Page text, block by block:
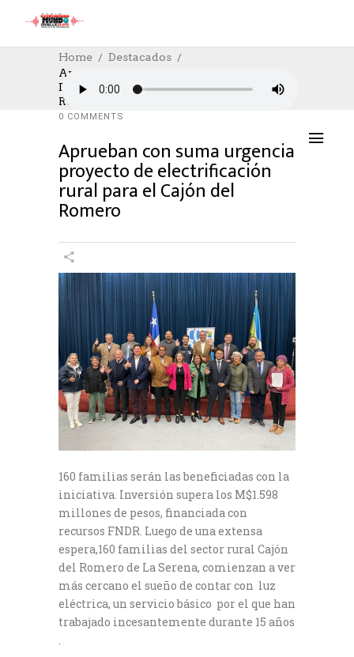
Home
Destacados
Aprueban Con Suma Urgencia Proyecto
De Electrificación Rural Para El Cajón Del
Romero
DESTACADOS SOCIAL
31/10/2024
AUTHOR: HECTOR
0 COMMENTS
Aprueban con suma urgencia
proyecto de electrificación
rural para el Cajón del
Romero
160 familias serán las beneficiadas con la
iniciativa. Inversión supera los M$1.598
millones de pesos, financiada con
recursos FNDR. Luego de una extensa
espera,160 familias del sector rural Cajón
del Romero de La Serena, comienzan a ver
más cercano el sueño de contar con luz
eléctrica, un servicio básico por el que han
trabajado incesantemente durante 15 años
.